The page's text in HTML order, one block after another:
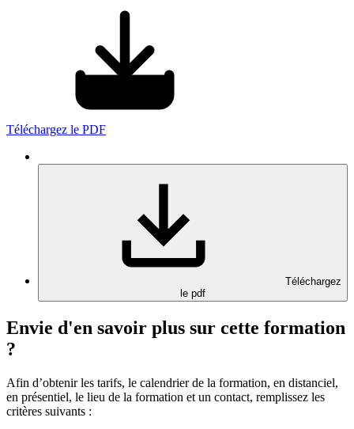
Téléchargez le PDF
Téléchargez
le pdf
Envie d'en savoir plus sur cette formation
?
Afin d’obtenir les tarifs, le calendrier de la formation, en distanciel,
en présentiel, le lieu de la formation et un contact, remplissez les
critères suivants :